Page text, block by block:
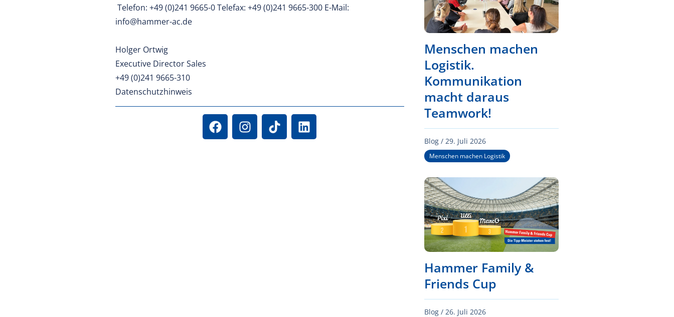
Telefon: +49 (0)241 9665-0 Telefax: +49 (0)241 9665-300 E-Mail:
info@hammer-ac.de
Holger Ortwig
Executive Director Sales
+49 (0)241 9665-310
Datenschutzhinweis
Menschen machen
Logistik.
Kommunikation
macht daraus
Teamwork!
Blog / 29. Juli 2026
Menschen machen Logistik
Hammer Family &
Friends Cup
Blog / 26. Juli 2026